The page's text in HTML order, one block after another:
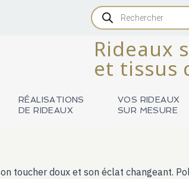
Recherche
de
produits
Rideaux
et tissus
RÉALISATIONS
DE RIDEAUX
VOS RIDEAUX
SUR MESURE
toucher doux et son éclat changeant.